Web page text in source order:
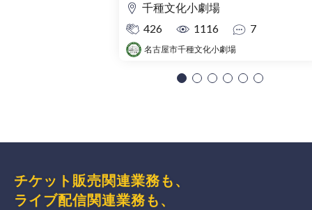
千種文化小劇場
426
1116 7
名古屋市千種文化小劇場
チケット販売関連業務も、
ライブ配信関連業務も、